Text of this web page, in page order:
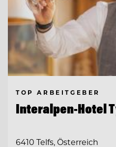
TOP ARBEITGEBER
Interalpen-Hotel
6410 Telfs, Österreich